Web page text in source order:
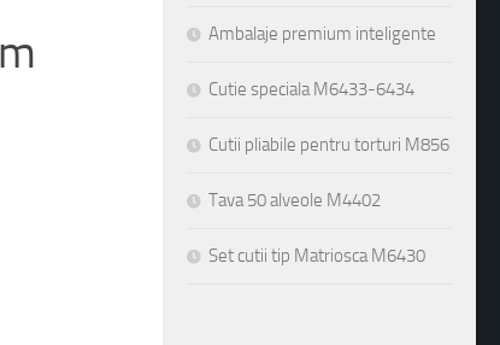
Ambalaje premium inteligente
Cutie speciala M6433-6434
Cutii pliabile pentru torturi M856
Tava 50 alveole M4402
Set cutii tip Matriosca M6430